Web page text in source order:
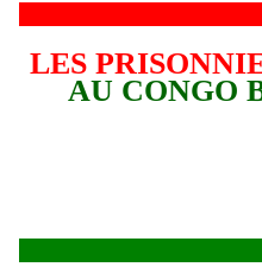
LES
AU CONGO